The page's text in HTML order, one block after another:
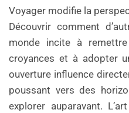
Voyager modifie la
Découvrir comment
monde incite à
croyances et à adopter
ouverture influence
poussant vers des
explorer auparavant.